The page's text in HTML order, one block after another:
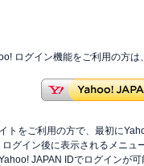
ログイン機能をご利用の方は
トをご利用の方で、最初に
ログイン後に表示されるメニュ
JAPAN IDでログインが可